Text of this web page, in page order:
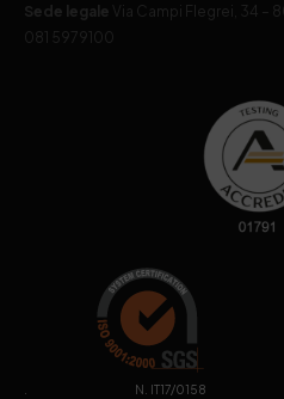
Sede legale
Via Campi Flegrei, 34 –
081 5979100
. N. IT17/0158